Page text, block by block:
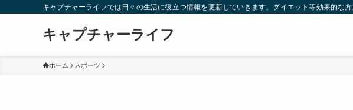
キャプチャーライフでは日々の生活に役立つ情報を更新していきます。ダイエット等効果的
キャプチャーライフ
ホーム スポーツ